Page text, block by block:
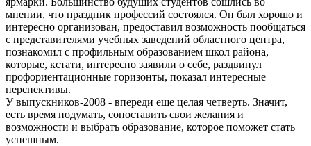
мнении, что праздник профессий состоялся. Он был хорошо и
интересно организован, предоставил возможность пообщаться
с представителями учебных заведений областного центра,
познакомил с профильным образованием школ района,
которые, кстати, интересно заявили о себе, раздвинул
профориентационные горизонты, показал интересные
перспективы.
У выпускников-2008 - впереди еще целая четверть. Значит,
есть время подумать, сопоставить свои желания и
возможности и выбрать образование, которое поможет стать
успешным.